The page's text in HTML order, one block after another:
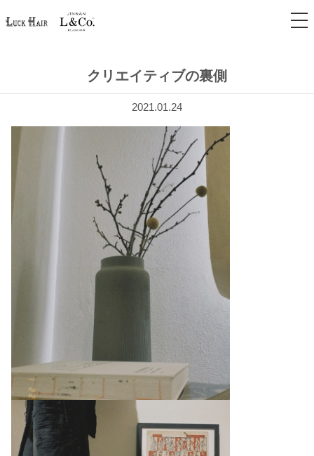
クリエイティブの裏側
2021.01.24